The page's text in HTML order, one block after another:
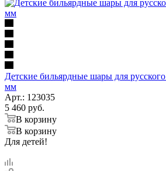
Детские бильярдные шары для
мм
Арт.: 123035
5 460 руб.
В корзину
В корзину
Для детей!